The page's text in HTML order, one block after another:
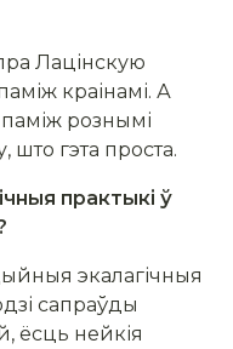
Лацінскую
краінамі. А
рознымі
што гэта проста.
практыкі ў
экалагічныя
сапраўды
ёсць нейкія